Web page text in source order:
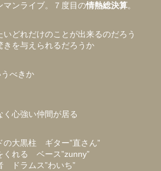
マンライブ。７度目の情熱総決算。
どれだけのことが出来るのだろう
きを与えられるだろうか
うべきか
く心強い仲間が居る
の大黒柱 ギター”直さん”
くれる ベース”zunny”
ドラムス”わいち”